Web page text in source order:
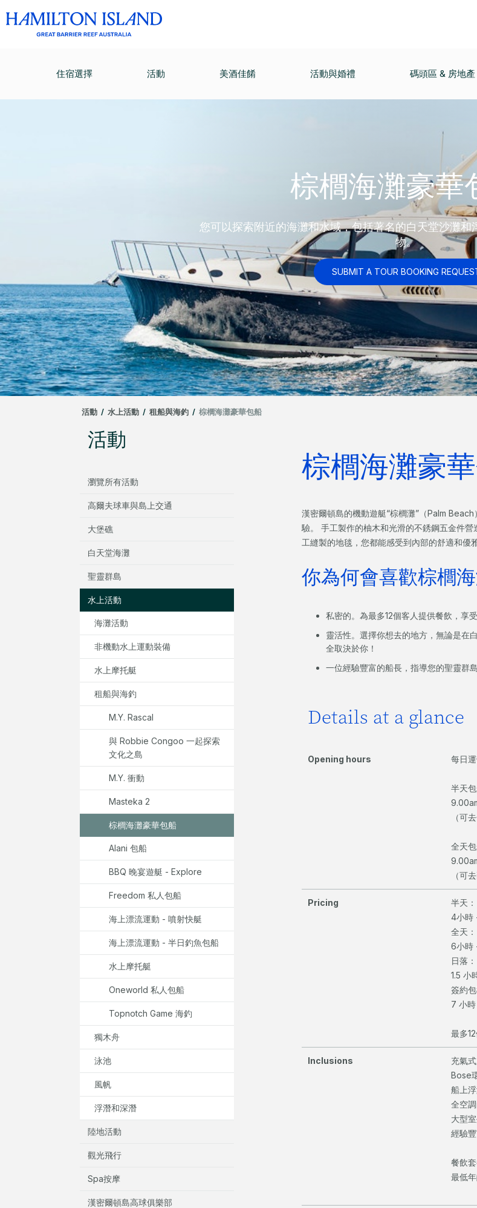
住宿選擇 活動 美酒佳餚 活動與婚禮 碼頭區 & 房地產
棕櫚海灘豪華
您可以探索附近的海灘和水域，包括著名的白天堂沙灘
物。
SUBMIT A TOUR BOOKING
活動 / 水上活動 / 租船與海釣 / 棕櫚海灘豪華包船
活動
瀏覽所有活動
高爾夫球車與島上交通
大堡礁
白天堂海灘
聖靈群島
水上活動
海灘活動
非機動水上運動裝備
水上摩托艇
租船與海釣
M.Y. Rascal
與 Robbie Congoo 一起探索
文化之島
M.Y. 衝動
Masteka 2
棕櫚海灘豪華包船
Alani 包船
BBQ 晚宴遊艇 - Explore
Freedom 私人包船
海上漂流運動 - 噴射快艇
海上漂流運動 - 半日釣魚包船
水上摩托艇
Oneworld 私人包船
Topnotch Game 海釣
獨木舟
泳池
風帆
浮潛和深潛
陸地活動
觀光飛行
Spa按摩
漢密爾頓島高球俱樂部
棕櫚海灘豪
漢密爾頓島的機動遊艇“棕櫚灘”（Palm
驗。 手工製作的柚木和光滑的不銹鋼五金件
工縫製的地毯，您都能感受到內部的舒適和優
你為何會喜歡棕櫚
私密的。為最多12個客人提供餐飲，享
靈活性。選擇你想去的地方，無論是
全取決於你！
一位經驗豐富的船長，指導您的聖靈群島
Details at a glance
Opening hours 每日
半天
（可
全天
（可
Pricing
半天：
4小時
全天：
6小時
日落：
1.5 小
簽約包
7 小
最多
Inclusions
充氣
Bose
船上
全空
大型
經驗
餐飲
最低